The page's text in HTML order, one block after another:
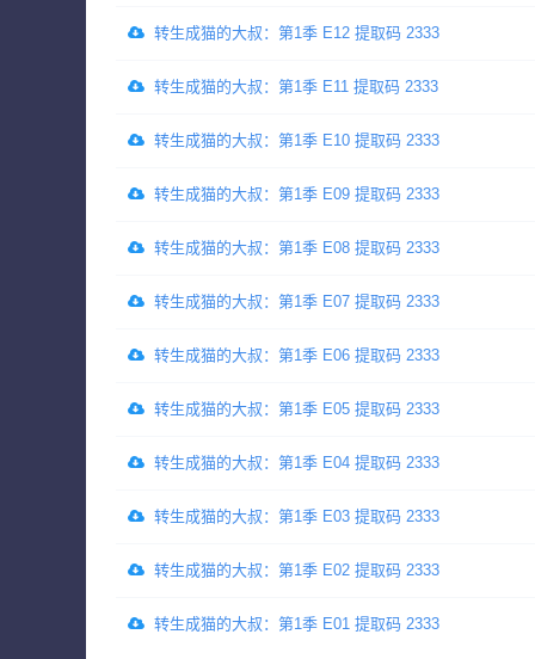
转生成猫的大叔：第1季 E12 提取码 2333
转生成猫的大叔：第1季 E11 提取码 2333
转生成猫的大叔：第1季 E10 提取码 2333
转生成猫的大叔：第1季 E09 提取码 2333
转生成猫的大叔：第1季 E08 提取码 2333
转生成猫的大叔：第1季 E07 提取码 2333
转生成猫的大叔：第1季 E06 提取码 2333
转生成猫的大叔：第1季 E05 提取码 2333
转生成猫的大叔：第1季 E04 提取码 2333
转生成猫的大叔：第1季 E03 提取码 2333
转生成猫的大叔：第1季 E02 提取码 2333
转生成猫的大叔：第1季 E01 提取码 2333